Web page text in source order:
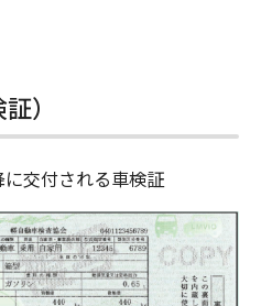
）
交付される車検証